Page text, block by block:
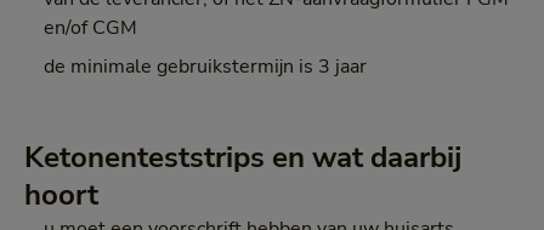
en/of CGM
de minimale gebruikstermijn is 3 jaar
Ketonenteststrips en wat daarbij
hoort